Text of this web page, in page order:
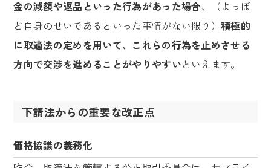
金の減額や返品といった行為があった場合、（よっぽ
ど自身のせいであるといった事情がない限り）積極的
に取適法の定めを用いて、これらの行為を止めさせる
方向で交渉を進めることがやりやすいといえます。
下請法からの重要な改正点
価格協議の義務化